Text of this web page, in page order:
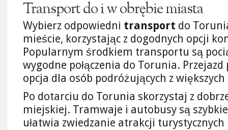
Transport do i w obrębie miasta
Wybierz odpowiedni transport do
mieście, korzystając z dogodnych opcji
Popularnym środkiem transportu są
wygodne połączenia do Torunia.
opcja dla osób podróżujących z
Po dotarciu do Torunia skorzystaj z
miejskiej. Tramwaje i autobusy są
ułatwia zwiedzanie atrakcji